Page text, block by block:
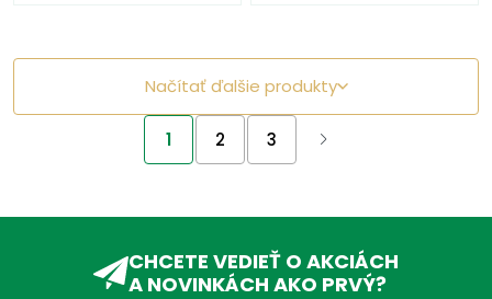
1 2 3
Načítať ďalšie produkty
CHCETE VEDIEŤ O AKCIÁCH
A NOVINKÁCH AKO PRVÝ?